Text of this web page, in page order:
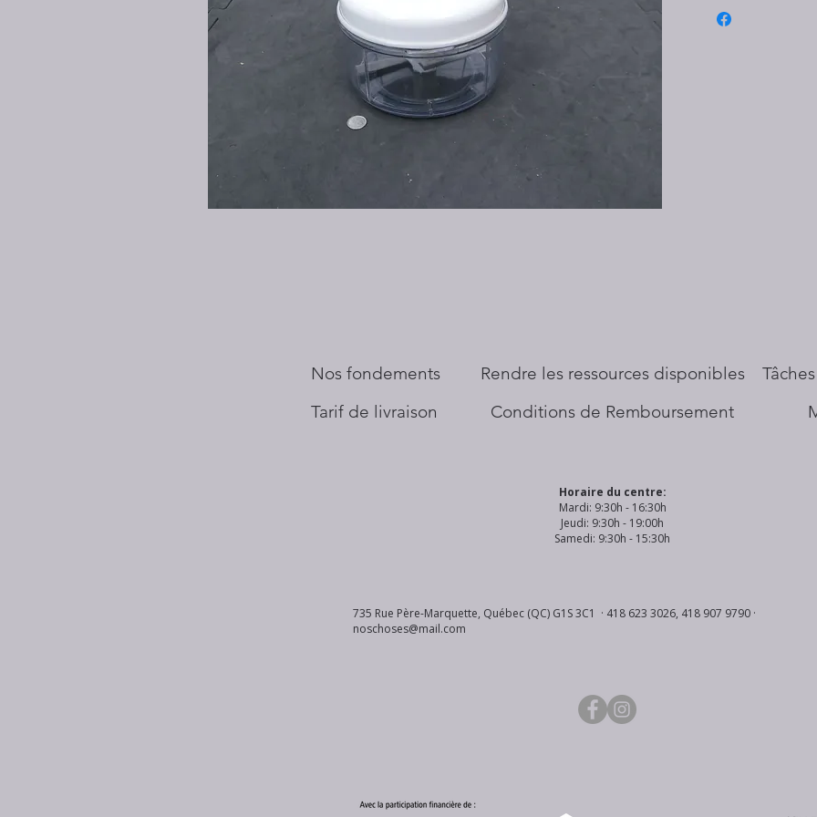
Nos fondements
Tarif de livraison
​Rendre les ressources disponibles
Conditions de Remboursement
Horaire du centre:
Mardi: 9:30h - 16:30h
Jeudi: 9:30h - 19:00h
Samedi: 9:30h - 15:30h
735 Rue Père-Marquette, Québec (QC) G1S 3C1 · 418 623 3026, 418 907 9790 ·
noschoses@mail.com